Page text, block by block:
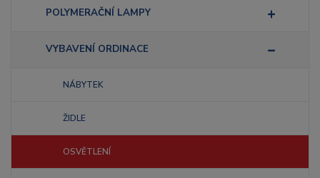
POLYMERAČNÍ LAMPY
VYBAVENÍ ORDINACE
NÁBYTEK
ŽIDLE
OSVĚTLENÍ